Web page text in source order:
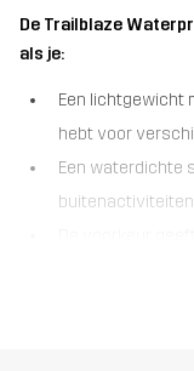
De Trailblaze
als je:
Een lichtgewicht
hebt voor
Een waterdichte